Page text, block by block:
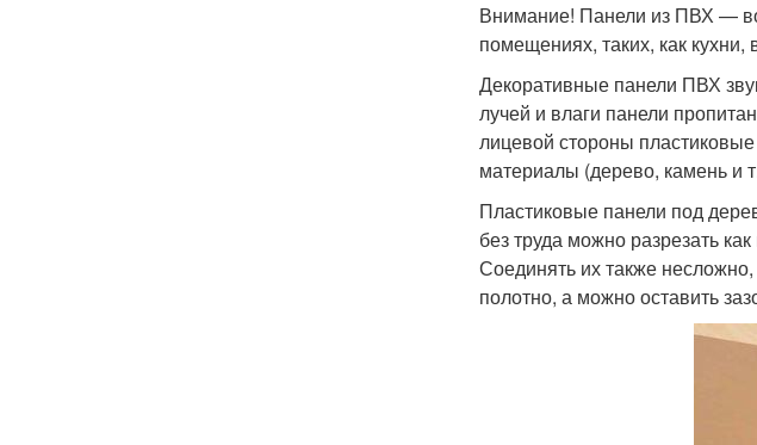
Внимание! Панели из ПВХ —
помещениях, таких, как
Декоративные панели ПВХ
лучей и влаги панели
лицевой стороны
материалы (дерево, камень и
Пластиковые панели под
без труда можно разрезать
Соединять их также
полотно, а можно оставить